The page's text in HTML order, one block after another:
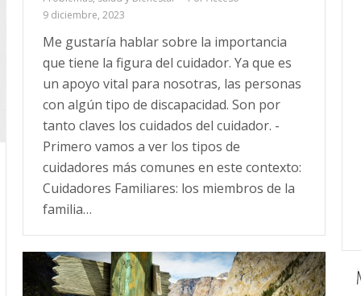
9 diciembre, 2023
Me gustaría hablar sobre la importancia
que tiene la figura del cuidador. Ya que es
un apoyo vital para nosotras, las personas
con algún tipo de discapacidad. Son por
tanto claves los cuidados del cuidador. -
Primero vamos a ver los tipos de
cuidadores más comunes en este contexto:
Cuidadores Familiares: los miembros de la
familia…